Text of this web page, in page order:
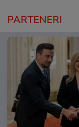
PARTENERI